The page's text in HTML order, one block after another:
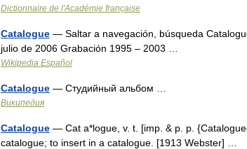
Dictionnaire de l'Académie française
Catalogue — Saltar a navegación, búsqueda
julio de 2006 Grabación 1995 – 2003 …
Wikipedia Español
Catalogue — Студийный альбом …
Википедия
Catalogue — Cat a*logue, v. t. [imp. & p. p.
catalogue; to insert in a catalogue. [1913 Webster] …